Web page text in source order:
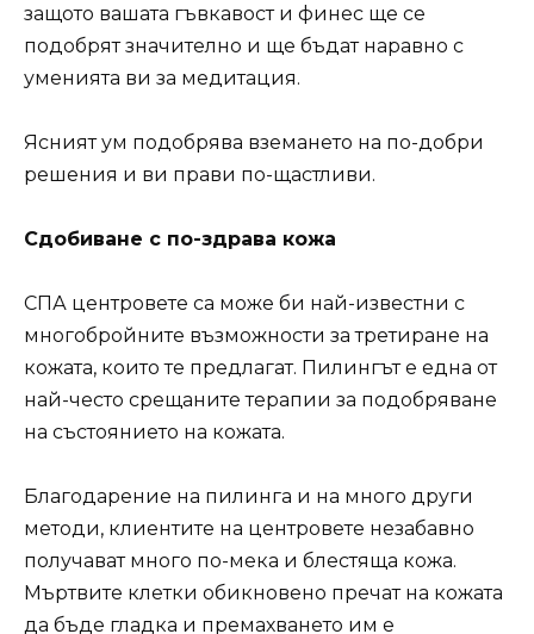
защото вашата гъвкавост и финес ще се
подобрят значително и ще бъдат наравно с
уменията ви за медитация.
Ясният ум подобрява вземането на по-добри
решения и ви прави по-щастливи.
Сдобиване с по-здрава кожа
СПА центровете са може би най-известни с
многобройните възможности за третиране на
кожата, които те предлагат. Пилингът е една от
най-често срещаните терапии за подобряване
на състоянието на кожата.
Благодарение на пилинга и на много други
методи, клиентите на центровете незабавно
получават много по-мека и блестяща кожа.
Мъртвите клетки обикновено пречат на кожата
да бъде гладка и премахването им е